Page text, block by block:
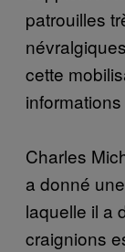
patrouilles
cette
Charles
a donné
laquelle il a
craignions